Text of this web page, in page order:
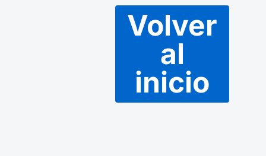
Volver
al
inicio